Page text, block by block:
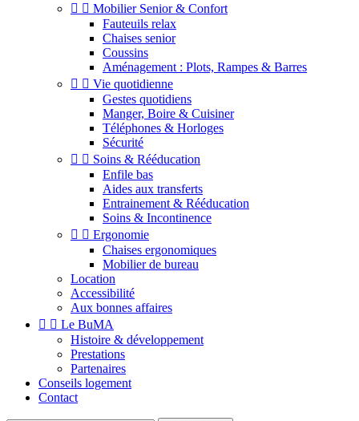
  Mobilier Senior & Confort
Fauteuils relax
Chaises senior
Coussins
Aménagement : Plots, Rampes & Barres
  Vie quotidienne
Gestes quotidiens
Manger, Boire & Cuisiner
Téléphones & Horloges
Sécurité
  Soins & Rééducation
Enfile bas
Aides aux transferts
Entrainement & Rééducation
Soins & Incontinence
  Ergonomie
Chaises ergonomiques
Mobilier de bureau
Location
Accessibilité
Aux bonnes affaires
  Le BuMA
Histoire & développement
Prestations
Partenaires
Conseils logement
Contact